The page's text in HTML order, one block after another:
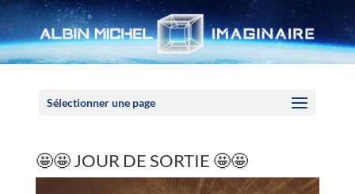
Sélectionner une page
🤩🤩 JOUR DE SORTIE 🤩🤩
Panneau de gestion des cookies